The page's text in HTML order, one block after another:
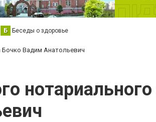
Б Беседы о здоровье
Бочко Вадим Анатольевич